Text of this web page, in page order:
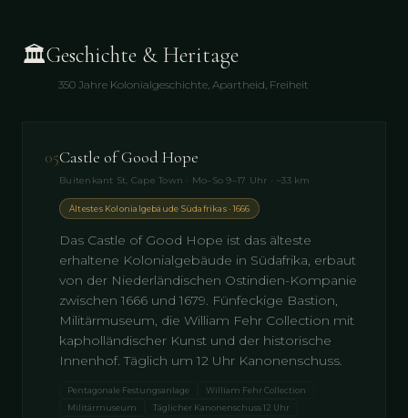
🏛Geschichte & Heritage
350 Jahre Kolonialgeschichte, Apartheid, Freiheit
05Castle of Good Hope
Buitenkant St, Cape Town · Mo–So 9–17 Uhr · ~33 km
Ältestes Kolonialgebäude Südafrikas · 1666
Das Castle of Good Hope ist das älteste
erhaltene Kolonialgebäude in Südafrika, erbaut
von der Niederländischen Ostindien-Kompanie
zwischen 1666 und 1679. Fünfeckige Bastion,
Militärmuseum, die William Fehr Collection mit
kapholländischer Kunst und der historische
Innenhof. Täglich um 12 Uhr Kanonenschuss.
Pentagonale Festungsanlage
William Fehr Collection
Militärmuseum
Täglicher Kanonenschuss 12 Uhr